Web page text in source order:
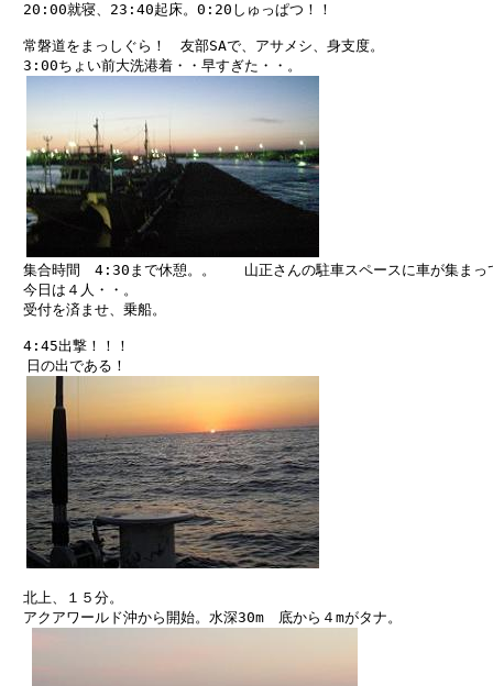
20:00就寝、23:40起床。0:20しゅっぱつ！！
常磐道をまっしぐら！　友部SAで、アサメシ、身支度。
3:00ちょい前大洗港着・・早すぎた・・。
集合時間　4:30まで休憩。。　　山正さんの駐車スペースに車が集まっ
今日は４人・・。
受付を済ませ、乗船。
4:45出撃！！！
  日の出である！
北上、１５分。
アクアワールド沖から開始。水深30m　底から４mがタナ。